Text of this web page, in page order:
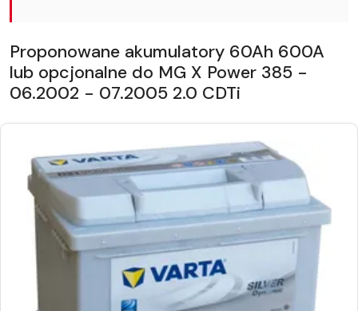
Proponowane akumulatory 60Ah 600A
lub opcjonalne do MG X Power 385 -
06.2002 - 07.2005 2.0 CDTi